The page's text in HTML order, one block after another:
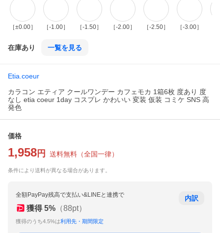
［±0.00］ ［-1.00］ ［-1.50］ ［-2.00］ ［-2.50］ ［-3.00］
在庫あり 一覧を見る
Etia.coeur
カラコン エティア クールワンデー カフェモカ 1箱6枚 度あり 度
なし etia coeur 1day コスプレ かわいい 変装 仮装 コミケ SNS 高
発色
価格
1,958 円 送料無料 （全国一律）
条件により送料が異なる場合があります。
全額PayPay残高で支払い&LINEと連携で
獲得 5% （88pt）
獲得のうち4.5%は利用先・期間限定
内訳